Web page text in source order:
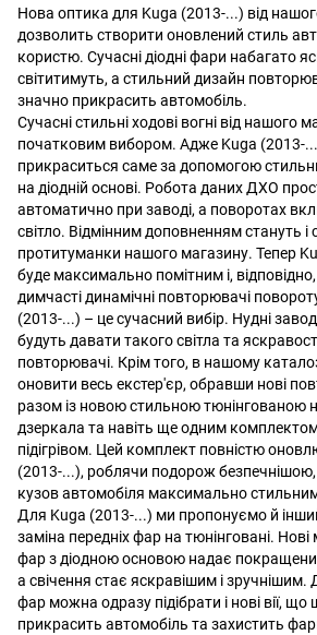
Нова оптика для Kuga (2013-...) від
дозволить створити оновлений стиль
користю. Сучасні діодні фари набагато
світитимуть, а стильний дизайн
значно прикрасить автомобіль.
Сучасні стильні ходові вогні від нашого
початковим вибором. Адже Kuga (2013-
прикраситься саме за допомогою
на діодній основі. Робота даних ДХО
автоматично при заводі, а поворотах
світло. Відмінним доповненням стануть і
протитуманки нашого магазину. Тепер
буде максимально помітним і,
димчасті динамічні повторювачі
(2013-...) – це сучасний вибір. Нудні
будуть давати такого світла та
повторювачі. Крім того, в нашому
оновити весь екстер'єр, обравши нові
разом із новою стильною тюнінгованою
дзеркала та навіть ще одним комплектом
підігрівом. Цей комплект повністю
(2013-...), роблячи подорож
кузов автомобіля максимально
Для Kuga (2013-...) ми пропонуємо й
заміна передніх фар на тюнінговані.
фар з діодною основою надає
а свічення стає яскравішим і
фар можна одразу підібрати і нові вії, що
прикрасить автомобіль та захистить